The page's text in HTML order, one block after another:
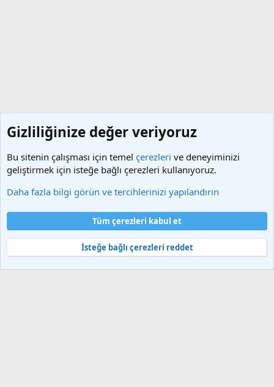
Şartlar ve kurallar
Gizlilik politikası
Yardım
Ana sayfa
S
S
Community platform by XenForo® © 2010-2025 XenForo Ltd.
Gizliliğinize değer veriyoruz
Bu sitenin çalışması için temel çerezleri ve deneyiminizi
geliştirmek için isteğe bağlı çerezleri kullanıyoruz.
Daha fazla bilgi görün ve tercihlerinizi yapılandırın
Tüm çerezleri kabul et
İsteğe bağlı çerezleri reddet